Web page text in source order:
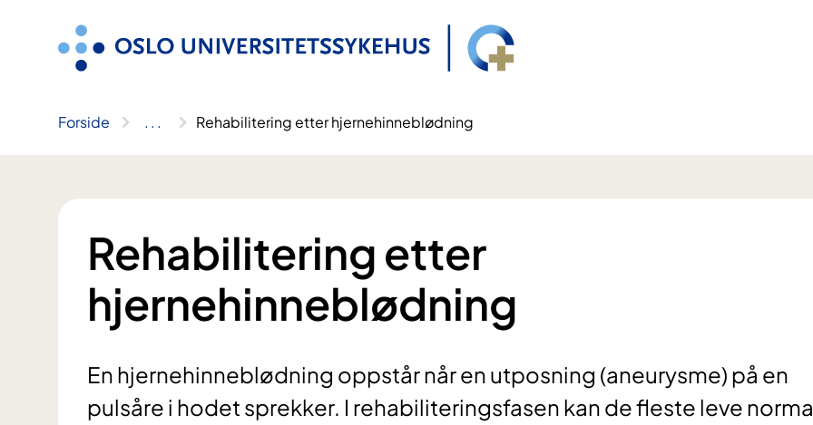
Forside .. . Rehabilitering etter hjernehinneblødning
Rehabilitering etter
hjernehinneblødning
En hjernehinneblødning oppstår når en utposning (aneurysme) på en
pulsåre i hodet sprekker. I rehabiliteringsfasen kan de fleste leve